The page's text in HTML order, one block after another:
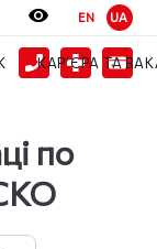
EN UA
КАР’ЄРА ТА
по